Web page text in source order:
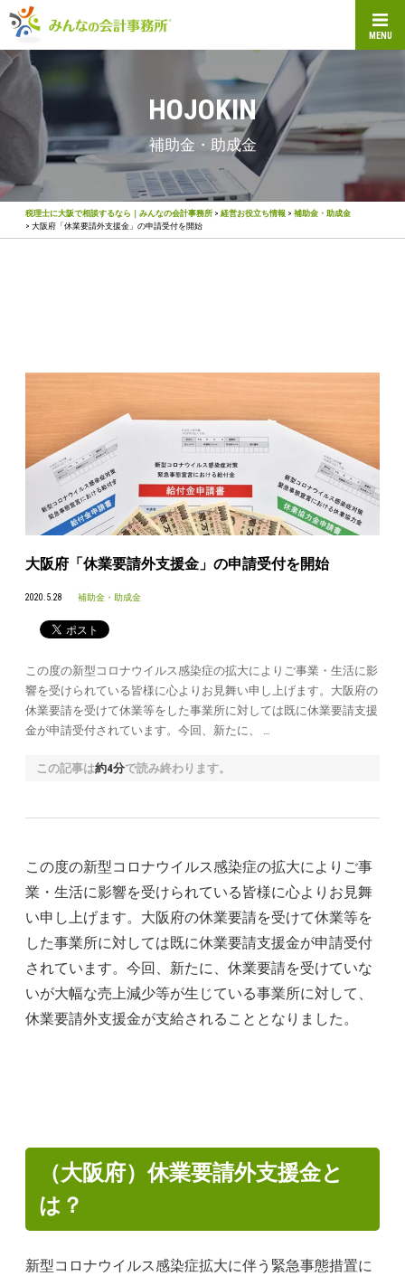
MENU
HOJOKIN
補助金・助成金
税理士に大阪で相談するなら｜みんなの会計事務所 > 経営お役立ち情報 > 補助金・助成金
> 大阪府「休業要請外支援金」の申請受付を開始
大阪府「休業要請外支援金」の申請受付を開始
2020.5.28 補助金・助成金
この度の新型コロナウイルス感染症の拡大によりご事業・生活に影
響を受けられている皆様に心よりお見舞い申し上げます。大阪府の
休業要請を受けて休業等をした事業所に対しては既に休業要請支援
金が申請受付されています。今回、新たに、 …
この記事は約4分で読み終わります。
この度の新型コロナウイルス感染症の拡大によりご事
業・生活に影響を受けられている皆様に心よりお見舞
い申し上げます。大阪府の休業要請を受けて休業等を
した事業所に対しては既に休業要請支援金が申請受付
されています。今回、新たに、休業要請を受けていな
いが大幅な売上減少等が生じている事業所に対して、
休業要請外支援金が支給されることとなりました。
（大阪府）休業要請外支援金と
は？
新型コロナウイルス感染症拡大に伴う緊急事態措置に